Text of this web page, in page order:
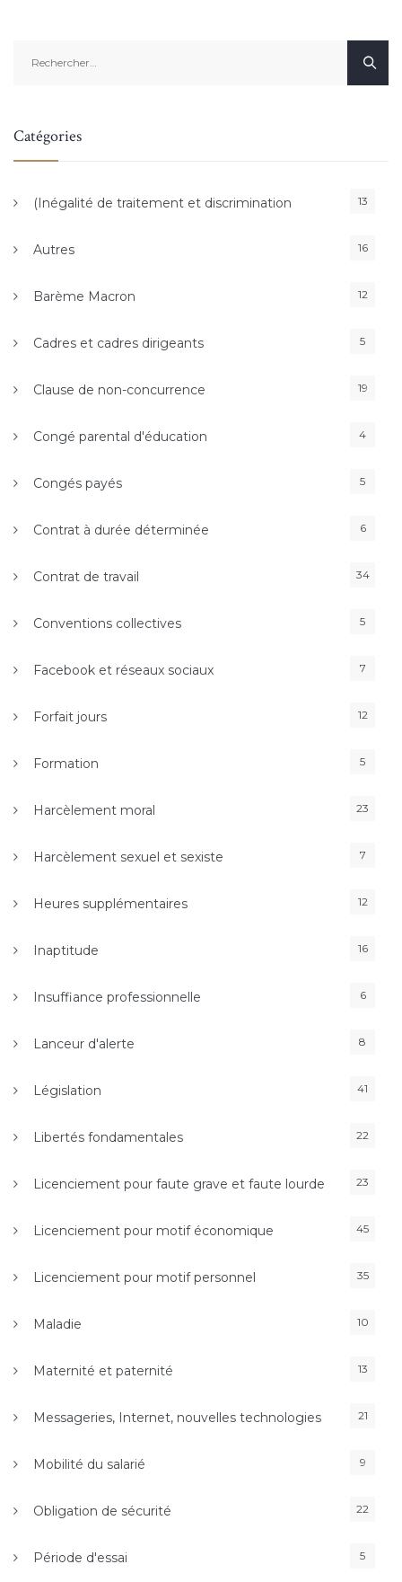
Catégories
(Inégalité de traitement et discrimination 13
Autres 16
Barème Macron 12
Cadres et cadres dirigeants 5
Clause de non-concurrence 19
Congé parental d'éducation 4
Congés payés 5
Contrat à durée déterminée 6
Contrat de travail 34
Conventions collectives 5
Facebook et réseaux sociaux 7
Forfait jours 12
Formation 5
Harcèlement moral 23
Harcèlement sexuel et sexiste 7
Heures supplémentaires 12
Inaptitude 16
Insuffiance professionnelle 6
Lanceur d'alerte 8
Législation 41
Libertés fondamentales 22
Licenciement pour faute grave et faute lourde 23
Licenciement pour motif économique 45
Licenciement pour motif personnel 35
Maladie 10
Maternité et paternité 13
Messageries, Internet, nouvelles technologies 21
Mobilité du salarié 9
Obligation de sécurité 22
Période d'essai 5